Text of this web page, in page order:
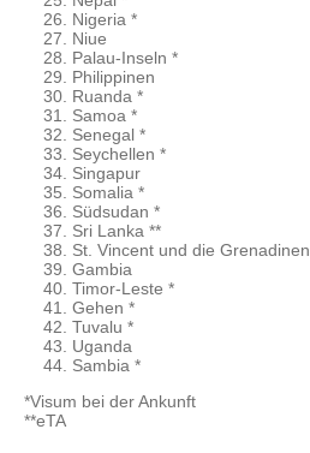
Nigeria *
Niue
Palau-Inseln *
Philippinen
Ruanda *
Samoa *
Senegal *
Seychellen *
Singapur
Somalia *
Südsudan *
Sri Lanka **
St. Vincent und die Grenadinen
Gambia
Timor-Leste *
Gehen *
Tuvalu *
Uganda
Sambia *
*Visum bei der Ankunft
**eTA